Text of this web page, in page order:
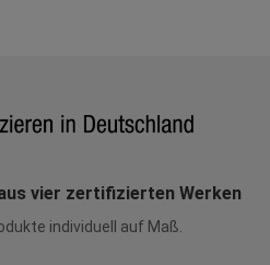
vier zertifizierten Werken
individuell auf Maß.